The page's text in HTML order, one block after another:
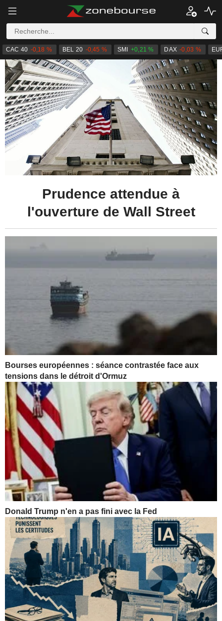
CAC 40 -0,18 % BEL 20 -0,45 % SMI +0,21 % DAX -0,03 %
Bourses européennes : séance contrastée face aux
tensions dans le détroit d'Ormuz
Donald Trump n'en a pas fini avec la Fed
Prudence attendue à
l'ouverture de Wall Street